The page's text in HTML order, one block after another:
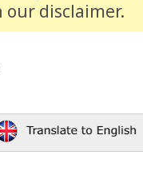
our disclaimer.